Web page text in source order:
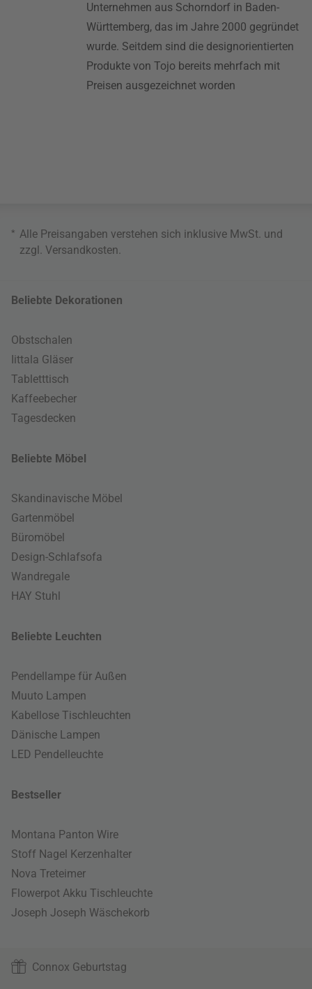
Unternehmen aus Schorndorf in Baden-
Württemberg, das im Jahre 2000 gegründet
wurde. Seitdem sind die designorientierten
Produkte von Tojo bereits mehrfach mit
Preisen ausgezeichnet worden
* Alle Preisangaben verstehen sich inklusive MwSt. und
zzgl. Versandkosten
Beliebte Dekorationen
Obstschalen
Iittala Gläser
Tabletttisch
Kaffeebecher
Tagesdecken
Beliebte Möbel
Skandinavische Möbel
Gartenmöbel
Büromöbel
Design-Schlafsofa
Wandregale
HAY Stuhl
Beliebte Leuchten
Pendellampe für Außen
Muuto Lampen
Kabellose Tischleuchten
Dänische Lampen
LED Pendelleuchte
Bestseller
Montana Panton Wire
Stoff Nagel Kerzenhalter
Nova Treteimer
Flowerpot Akku Tischleuchte
Joseph Joseph Wäschekorb
Connox Geburtstag